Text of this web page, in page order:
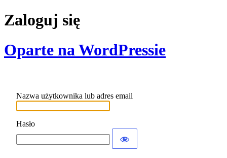
Zaloguj się
Oparte na WordPressie
Nazwa użytkownika lub adres email
Hasło